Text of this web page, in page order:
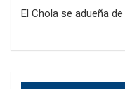
El Chola se adueña